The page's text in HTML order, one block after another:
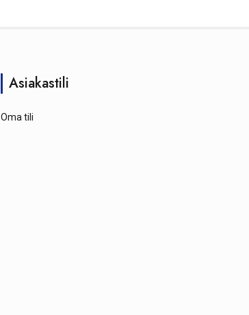
Asiakastili
Oma tili